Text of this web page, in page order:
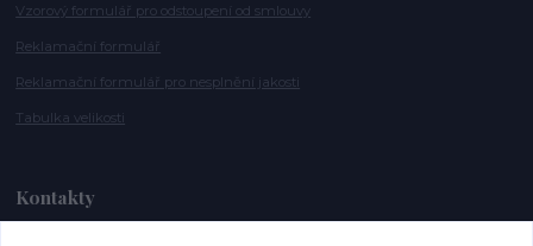
Vzorový formulář pro odstoupení od smlouvy
Reklamační formulář
Reklamační formulář pro nesplnění jakosti
Tabulka velikosti
Kontakty